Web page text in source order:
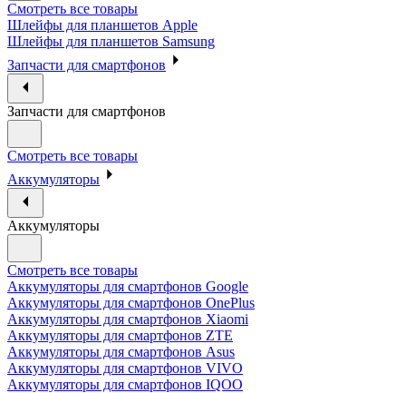
Смотреть все товары
Шлейфы для планшетов Apple
Шлейфы для планшетов Samsung
Запчасти для смартфонов
Запчасти для смартфонов
Смотреть все товары
Аккумуляторы
Аккумуляторы
Смотреть все товары
Аккумуляторы для смартфонов Google
Аккумуляторы для смартфонов OnePlus
Аккумуляторы для смартфонов Xiaomi
Аккумуляторы для смартфонов ZTE
Аккумуляторы для cмартфонов Asus
Аккумуляторы для смартфонов VIVO
Аккумуляторы для смартфонов IQOO